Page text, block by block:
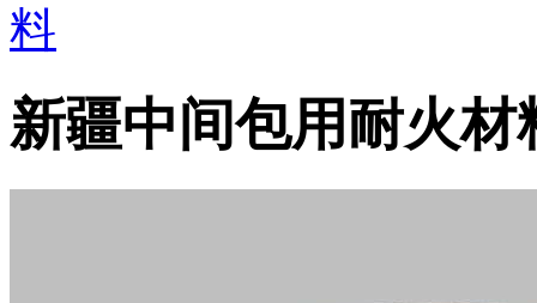
料
新疆中间包用耐火材